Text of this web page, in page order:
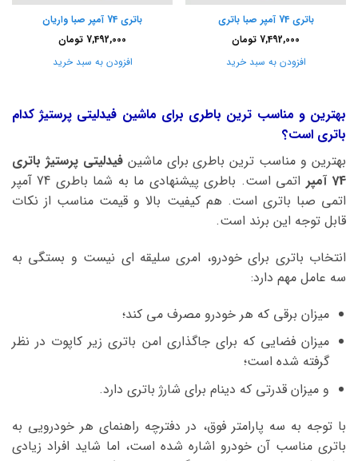
باتری 74 آمپر صبا باتری
7,492,000 تومان
افزودن به سبد خرید
باتری 74 آمپر صبا واریان
7,492,000 تومان
افزودن به سبد خرید
بهترین و مناسب ترین باطری برای ماشین فیدلیتی پرستیژ کدام
باتری است؟
بهترین و مناسب ترین باطری برای ماشینفیدلیتی پرستیژ باتری
74 آمپر
اتمی است. باطری پیشنهادی ما به شما باطری 74 آمپر
اتمی صبا باتری است. هم کیفیت بالا و قیمت مناسب از نکات
قابل توجه این برند است.
انتخاب باتری برای خودرو، امری سلیقه ای نیست و بستگی به
سه عامل مهم دارد:
میزان برقی که هر خودرو مصرف می کند؛
میزان فضایی که برای جاگذاری امن باتری زیر کاپوت در نظر
گرفته شده است؛
و میزان قدرتی که دینام برای شارژ باتری دارد.
با توجه به سه پارامتر فوق، در دفترچه راهنمای هر خودرویی به
باتری مناسب آن خودرو اشاره شده است، اما شاید افراد زیادی